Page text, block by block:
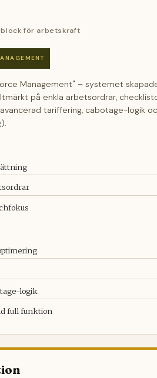
för arbetskraft
Management" – systemet
på enkla arbetsordrar,
tariffering, cabotage-logik
logik
full funktion